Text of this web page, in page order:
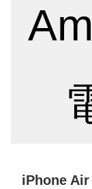
iPhone Air